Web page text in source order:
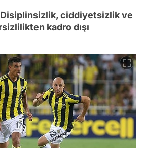
ciddiyetsizlik ve
kadro dışı